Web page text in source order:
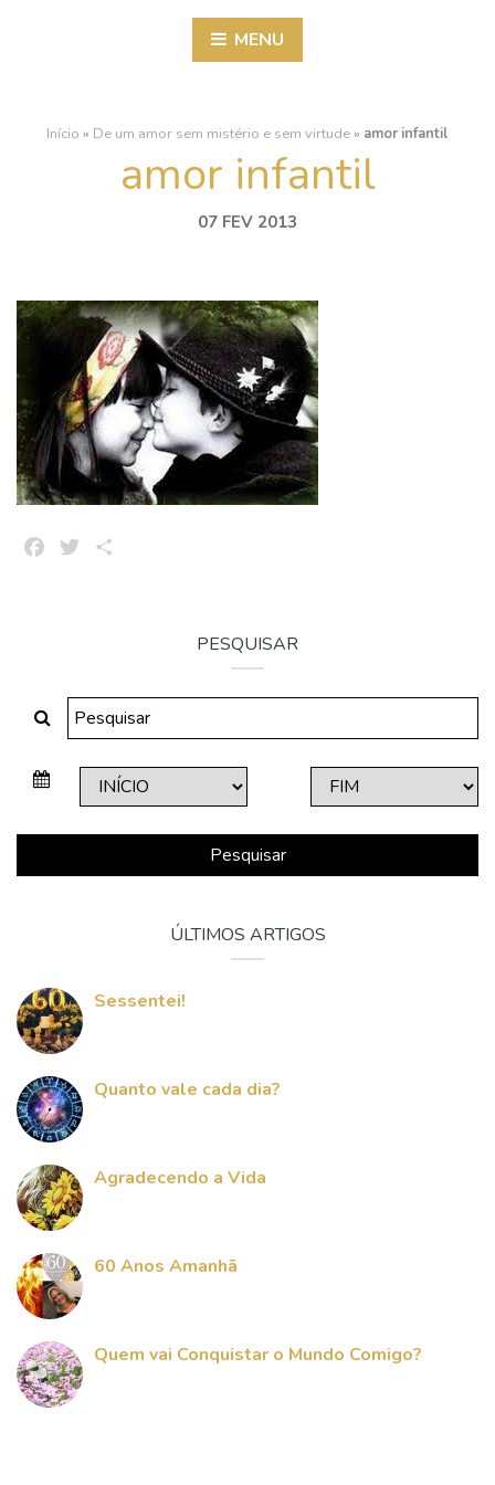
MENU
Início » De um amor sem mistério e sem virtude » amor infantil
amor infantil
07 FEV 2013
FacebookTwitter
PESQUISAR
Pesquisar
ÚLTIMOS ARTIGOS
Sessentei!
Quanto vale cada dia?
Agradecendo a Vida
60 Anos Amanhã
Quem vai Conquistar o Mundo Comigo?